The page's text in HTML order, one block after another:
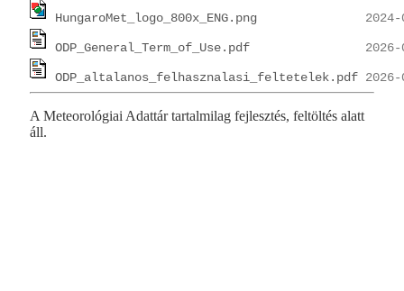
HungaroMet_logo_800x_ENG.png
ODP_General_Term_of_Use.pdf
ODP_altalanos_felhasznalasi_feltetelek.pdf
A Meteorológiai Adattár tartalmilag fejlesztés, feltöltés alatt
áll.